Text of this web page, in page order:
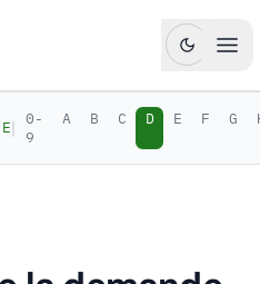
de précision
| 0-
9
A B C D E F G